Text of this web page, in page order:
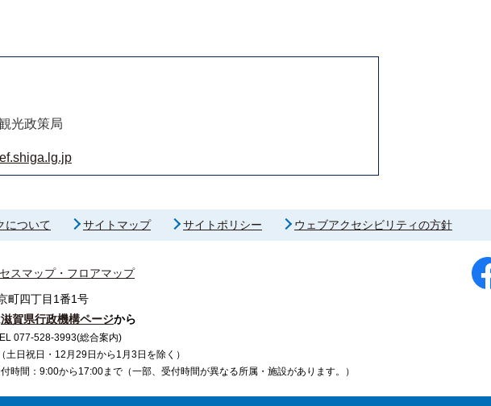
光政策局
について サイトマップ サイトポリシー ウェブアクセシビリティの方針
スマップ・フロアマップ
町四丁目1番1号
滋賀県行政機構ページから
077-528-3993(総合案内)
日祝日・12月29日から1月3日を除く）
時間：9:00から17:00まで（一部、受付時間が異なる所属・施設があります。）